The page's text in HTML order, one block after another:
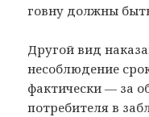
говну должны
Другой вид
несоблюдение
фактически — за
потребителя в